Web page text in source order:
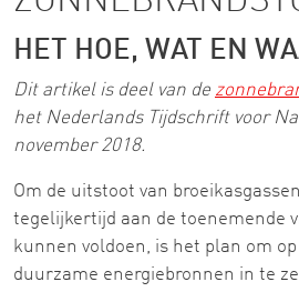
HET HOE, WAT EN
Dit artikel is deel van de
het Nederlands Tijdschrift voor
november 2018.
Om de uitstoot van
tegelijkertijd aan de toenemende
kunnen voldoen, is het plan om
duurzame energiebronnen in te